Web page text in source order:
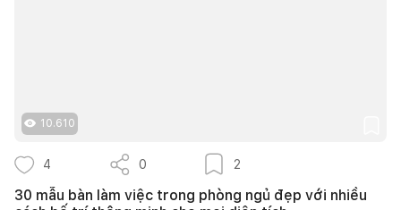
10.610
4 0 2
30 mẫu bàn làm việc trong phòng ngủ đẹp với nhiều